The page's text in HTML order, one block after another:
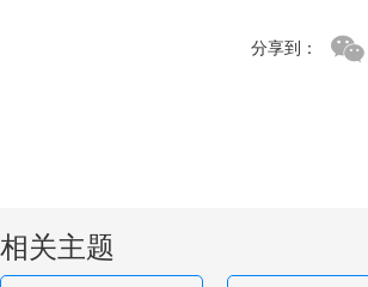
分享到：
相关主题